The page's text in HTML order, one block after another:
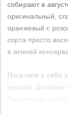
собирают в
оригинальный,
оранжевый с
сорта просто
в зимней
Поселите у себя
урожай. Доставку
Гарденмарт